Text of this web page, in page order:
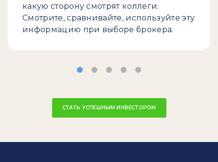
какую сторону смотрят коллеги.
Смотрите, сравнивайте, используйте эту
информацию при выборе брокера.
СТАТЬ УСПЕШНЫМ ИНВЕСТОРОМ